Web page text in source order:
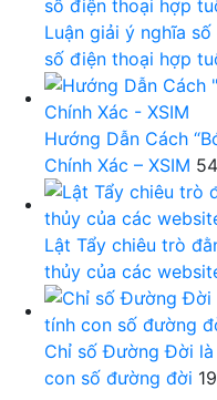
Luận giải ý nghĩa
số điện thoại hợp
Hướng Dẫn Cách
Chính Xác – XSIM
Lật Tẩy chiêu trò
thủy của các
Chỉ số Đường Đời
con số đường đời